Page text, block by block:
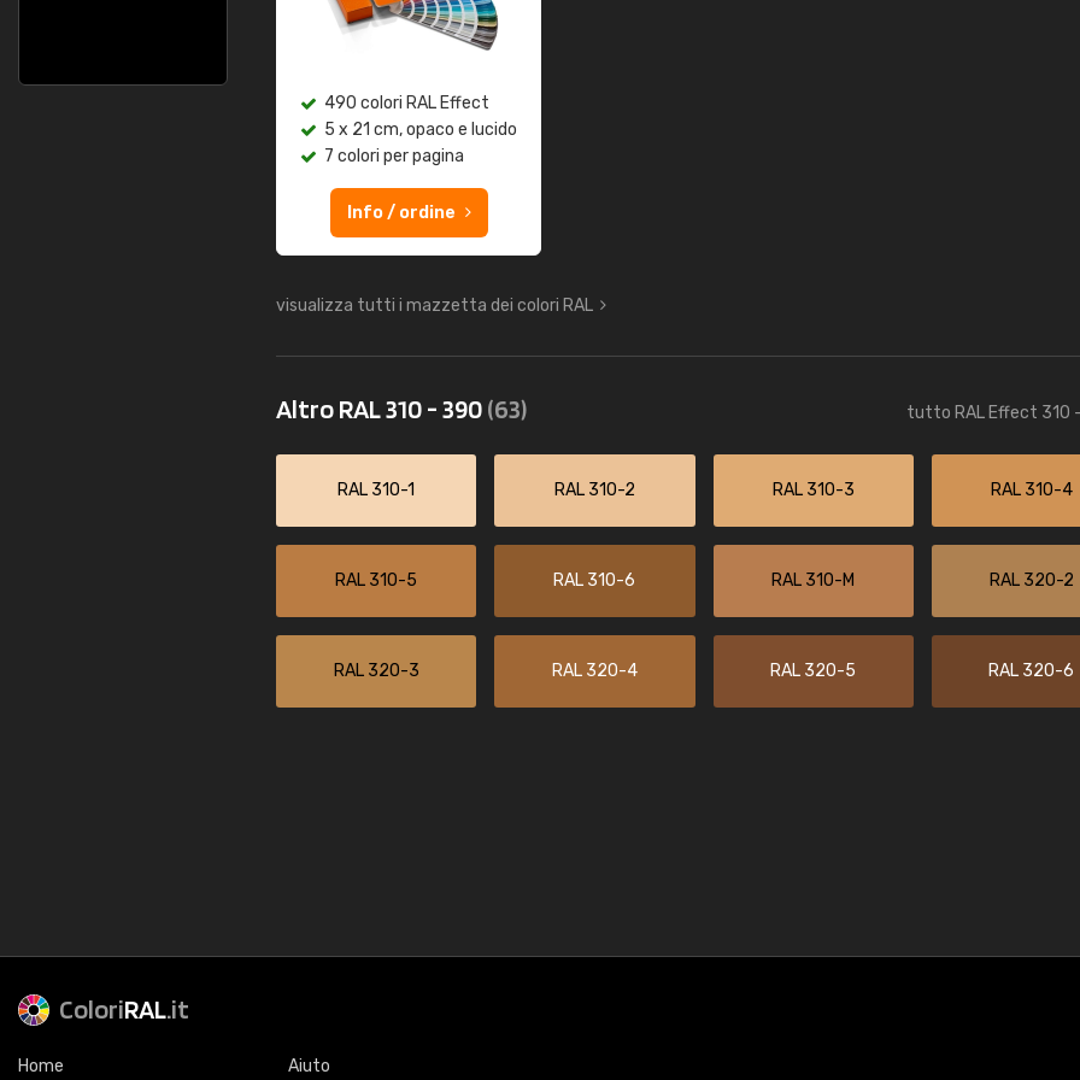
490 colori RAL Effect
5 x 21 cm, opaco e lucido
7 colori per pagina
Info / ordine
visualizza tutti i mazzetta dei colori RAL
Altro RAL 310 - 390(63) tutto RAL Effect 310
RAL 310-1 RAL 310-2 RAL 310-3 RAL 310-4
RAL 310-5 RAL 310-6 RAL 310-M RAL 320-2
RAL 320-3 RAL 320-4 RAL 320-5 RAL 320-6
ColoriRAL.it
Home Aiuto